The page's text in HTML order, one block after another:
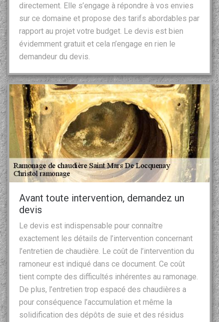
directement. Elle s’engage à répondre à vos envies
sur ce domaine et propose des tarifs abordables par
rapport au projet votre budget. Le devis est bien
évidemment gratuit et cela n’engage en rien le
demandeur du devis.
Avant toute intervention, demandez un
devis
Le devis est indispensable pour connaître
exactement les détails de l’intervention concernant
l’entretien de chaudière. Le coût de l’intervention du
ramoneur est indiqué dans ce document. Ce coût
tient compte des difficultés inhérentes au ramonage.
De plus, l’entretien trop espacé des chaudières a
pour conséquence l’accumulation et même la
solidification des dépôts de suie et des résidus